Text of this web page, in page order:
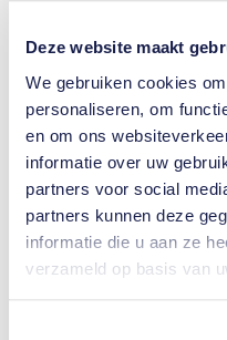
Deze website maakt
We gebruiken cookies
personaliseren, om
en om ons
informatie over uw
partners voor social
partners kunnen deze
informatie die u aan ze
verzameld op basis van
Welke
ooit
Olympische